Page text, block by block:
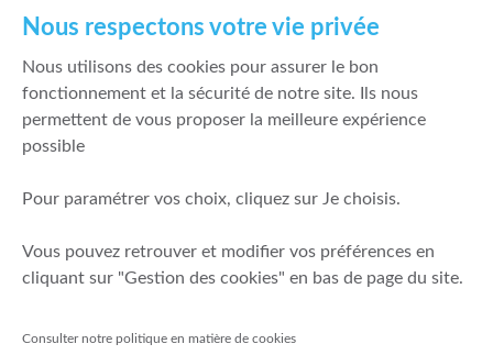
Politique de meilleure sélection
Politique de durabilité
Fonds de garantie des dépôts et de résolution
Mentions légales
Prévention de la fraude
Nous respectons votre vie privée
Nous utilisons des cookies pour assurer le bon
fonctionnement et la sécurité de notre site. Ils nous
permettent de vous proposer la meilleure expérience
possible
Pour paramétrer vos choix, cliquez sur Je choisis.
Vous pouvez retrouver et modifier vos préférences en
cliquant sur "Gestion des cookies" en bas de page du site.
Consulter notre politique en matière de cookies